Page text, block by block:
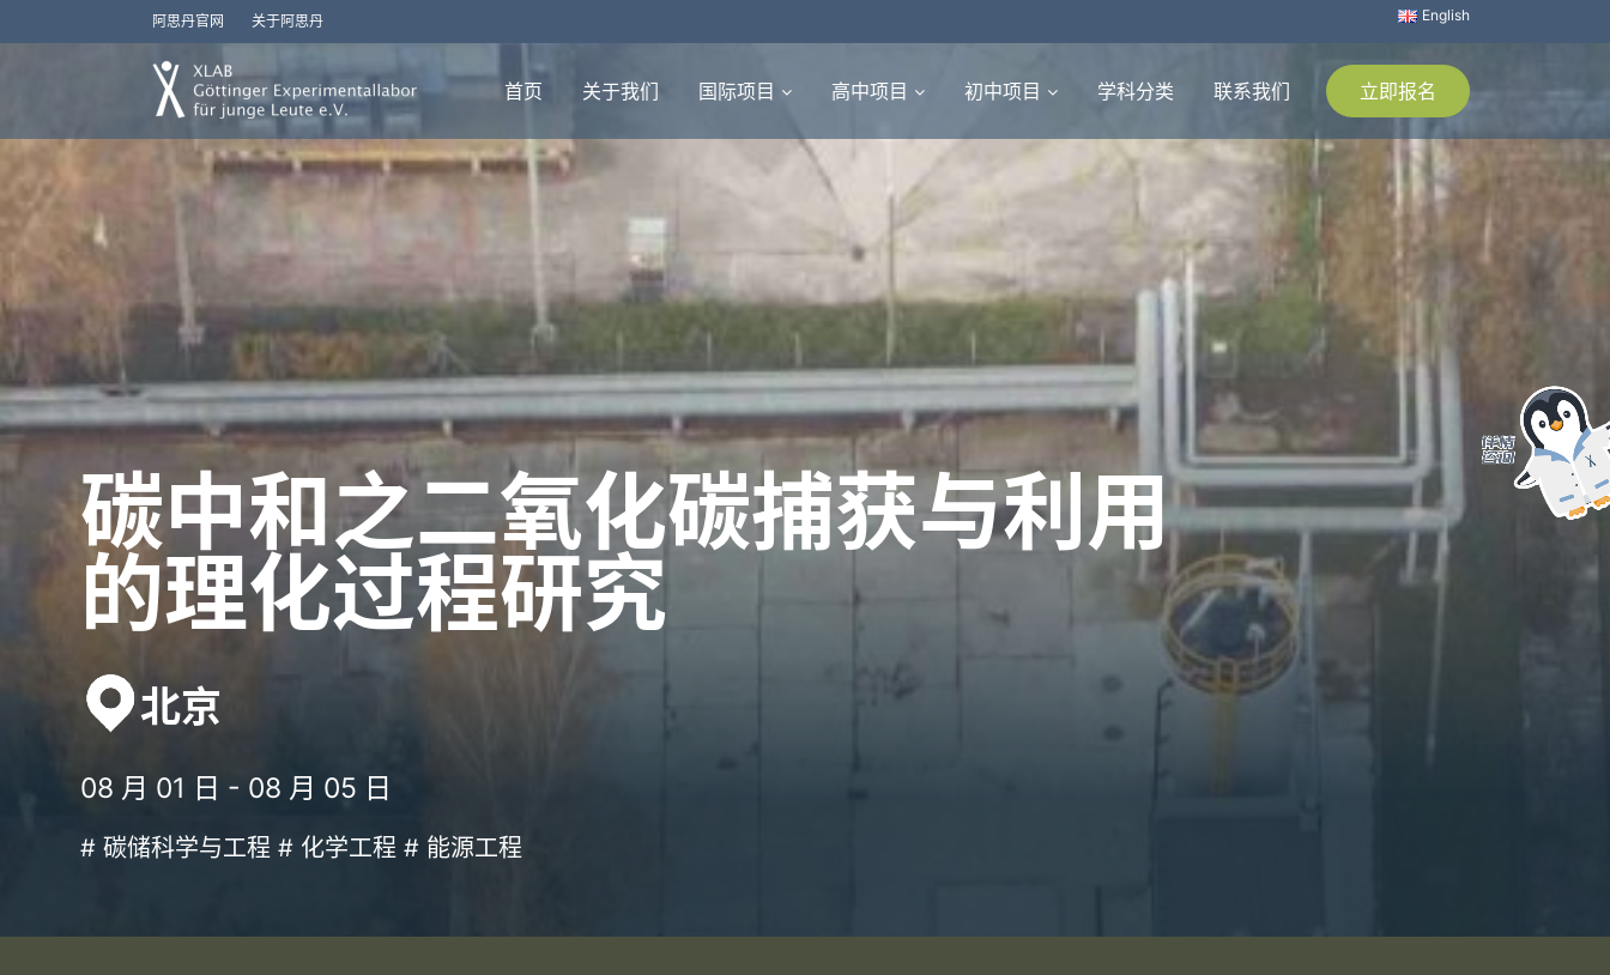
阿思丹官网 关于阿思丹 English
首页 关于我们 国际项目 高中项目 初中项目 学科分类 联系我们 立即报名
碳中和之二氧化碳捕获与利用
的理化过程研究
北京
08 月 01 日 - 08 月 05 日
# 碳储科学与工程 # 化学工程 # 能源工程